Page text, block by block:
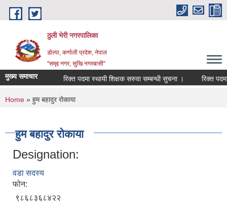
Skip to main content
ठुली भेरी नगरपालिका
डाेल्पा, कर्णाली प्रदेश, नेपाल
''समृद्द नगर, सुखि नगरबासी''
मुख्य समाचार रिक्त पदमा स्थायी शिक्षक सरुवा सम्बन्धी सुचना । रिक्त पदमा
You are here
Home » हुम बहादुर रोकाया
हुम बहादुर रोकाया
Designation:
वडा सदस्य
फोन:
९८६८३६८४२२